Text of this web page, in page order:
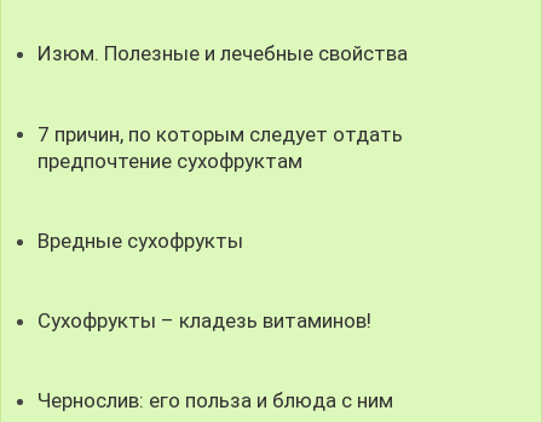
Изюм. Полезные и лечебные свойства
7 причин, по которым следует отдать
предпочтение сухофруктам
Вредные сухофрукты
Сухофрукты – кладезь витаминов!
Чернослив: его польза и блюда с ним